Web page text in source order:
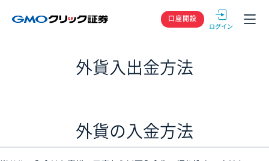
GMOクリック
口座開設
外貨入出金方法
外貨の入金方法